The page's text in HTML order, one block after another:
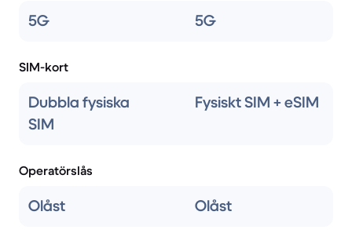
5G 5G
SIM-kort
Dubbla fysiska
SIM
Fysiskt SIM + eSIM
Operatörslås
Olåst Olåst